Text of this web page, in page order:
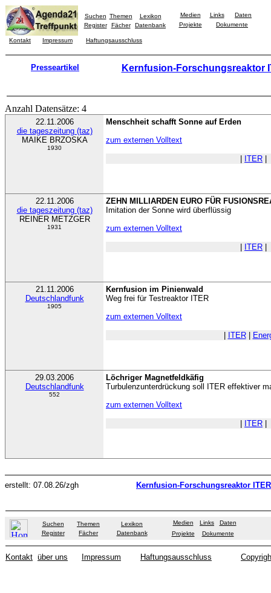
Suchen Themen
Lexikon
Register
Fächer Datenbank
Medien Links
Daten
Projekte
Dokumente
Kontakt Impressum Haftungsausschluss
Presseartikel Kernfusion-Forschungsreaktor
Anzahl Datensätze: 4
22.11.2006
die tageszeitung (taz)
MAIKE BRZOSKA
1930
Menschheit schafft Sonne auf Erden
zum externen Volltext
ITER
22.11.2006
die tageszeitung (taz)
REINER METZGER
1931
ZEHN MILLIARDEN EURO FÜR
Imitation der Sonne wird überflüssig
zum externen Volltext
ITER
21.11.2006
Deutschlandfunk
1905
Kernfusion im Pinienwald
Weg frei für Testreaktor ITER
zum externen Volltext
ITER|
29.03.2006
Deutschlandfunk
552
Löchriger Magnetfeldkäfig
Turbulenzunterdrückung soll ITER effektiver
zum externen Volltext
ITER
erstellt: 07.08.26/zgh Kernfusion-Forschungsreaktor
Suchen Themen
Lexikon
Register
Fächer Datenbank
Medien Links
Daten
Projekte
Dokumente
Kontakt über uns Impressum Haftungsausschluss